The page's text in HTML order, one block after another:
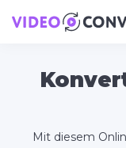
Mit diesem